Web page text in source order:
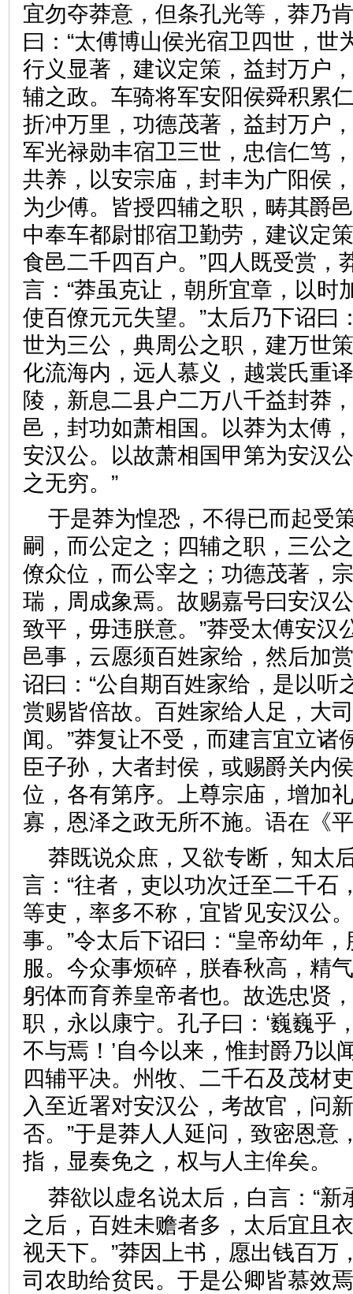
宜勿夺莽意，但条孔光等，莽乃
曰：“太傅博山侯光宿卫四世，世
行义显著，建议定策，益封万户
辅之政。车骑将军安阳侯舜积累
折冲万里，功德茂著，益封万户
军光禄勋丰宿卫三世，忠信仁笃
共养，以安宗庙，封丰为广阳侯
为少傅。皆授四辅之职，畴其爵
中奉车都尉邯宿卫勤劳，建议定
食邑二千四百户。”四人既受赏，
言：“莽虽克让，朝所宜章，以时
使百僚元元失望。”太后乃下诏曰
世为三公，典周公之职，建万世
化流海内，远人慕义，越裳氏重
陵，新息二县户二万八千益封莽
邑，封功如萧相国。以莽为太傅
安汉公。以故萧相国甲第为安汉
之无穷。”
于是莽为惶恐，不得已而起受
嗣，而公定之；四辅之职，三公
僚众位，而公宰之；功德茂著，
瑞，周成象焉。故赐嘉号曰安汉
致平，毋违朕意。”莽受太傅安汉
邑事，云愿须百姓家给，然后加
诏曰：“公自期百姓家给，是以听
赏赐皆倍故。百姓家给人足，大
闻。”莽复让不受，而建言宜立诸
臣子孙，大者封侯，或赐爵关内
位，各有第序。上尊宗庙，增加
寡，恩泽之政无所不施。语
莽既说众庶，又欲专断，知太
言：“往者，吏以功次迁至二千石
等吏，率多不称，宜皆见安汉公
事。”令太后下诏曰：“皇帝幼年
服。今众事烦碎，朕春秋高，精
躬体而育养皇帝者也。故选忠贤
职，永以康宁。孔子曰：‘巍巍乎
不与焉！’自今以来，惟封爵乃以
四辅平决。州牧、二千石及茂材
入至近署对安汉公，考故官，问
否。”于是莽人人延问，致密恩意
指，显奏免之，权与人主侔
莽欲以虚名说太后，白言：“新
之后，百姓未赡者多，太后宜且
视天下。”莽因上书，愿出钱百万
司农助给贫民。于是公卿皆慕效